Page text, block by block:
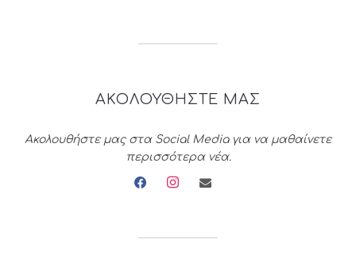
ΑΚΟΛΟΥΘΗΣΤΕ ΜΑΣ
Ακολουθήστε μας στα Social Media για να μαθαίνετε
περισσότερα νέα.
facebookinstagramenvelope